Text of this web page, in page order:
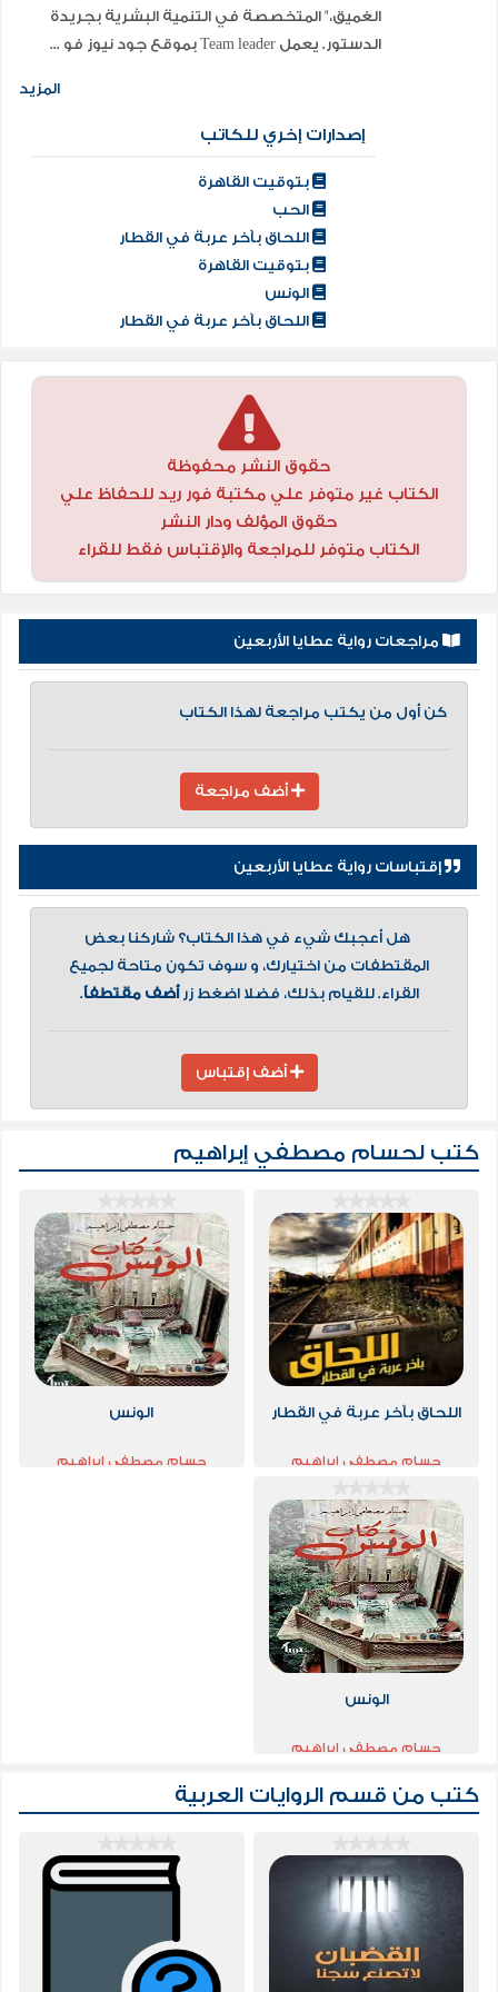
الغميق،" المتخصصة في التنمية البشرية بجريدة
الدستور. يعمل Team leader بموقع جود نيوز فو ...
المزيد
إصدارات إخري للكاتب
بتوقيت القاهرة
الحب
اللحاق بآخر عربة في القطار
بتوقيت القاهرة
الونس
اللحاق بآخر عربة في القطار
حقوق النشر محفوظة
الكتاب غير متوفر علي مكتبة فور ريد للحفاظ علي
حقوق المؤلف ودار النشر
الكتاب متوفر للمراجعة والإقتباس فقط للقراء
مراجعات رواية عطايا الأربعين
كن أول من يكتب مراجعة لهذا الكتاب
أضف مراجعة
إقتباسات رواية عطايا الأربعين
هل أعجبك شيء في هذا الكتاب؟ شاركنا بعض
المقتطفات من اختيارك، و سوف تكون متاحة لجميع
القراء. للقيام بذلك، فضلا اضغط زرأضف مقتطفاً.
أضف إقتباس
كتب لحسام مصطفي إبراهيم
اللحاق بآخر عربة في القطار
حسام مصطفي إبراهيم
الونس
حسام مصطفي إبراهيم
الونس
حسام مصطفي إبراهيم
كتب من قسم الروايات العربية